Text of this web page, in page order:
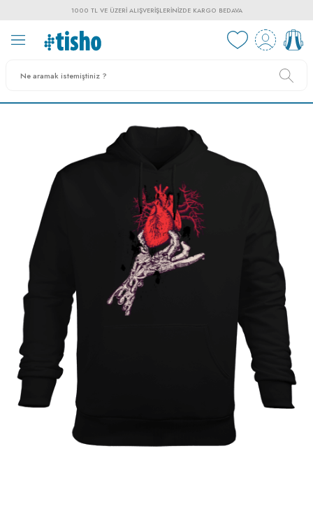
1000 TL VE ÜZERI ALIŞVERIŞLERINIZDE KARGO BEDAVA